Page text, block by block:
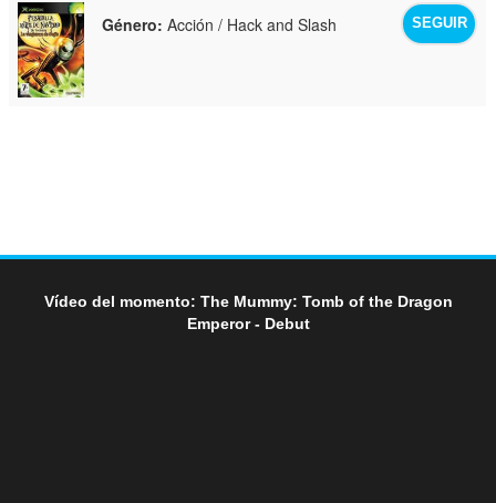
SEGUIR
Género: Acción / Hack and Slash
Vídeo del momento: The Mummy: Tomb of the Dragon
Emperor - Debut